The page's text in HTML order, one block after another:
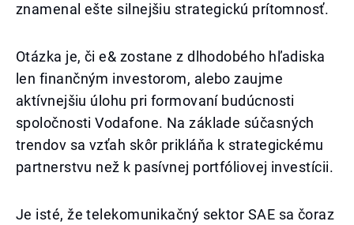
znamenal ešte silnejšiu strategickú prítomnosť.
Otázka je, či e& zostane z dlhodobého hľadiska
len finančným investorom, alebo zaujme
aktívnejšiu úlohu pri formovaní budúcnosti
spoločnosti Vodafone. Na základe súčasných
trendov sa vzťah skôr prikláňa k strategickému
partnerstvu než k pasívnej portfóliovej investícii.
Je isté, že telekomunikačný sektor SAE sa čoraz